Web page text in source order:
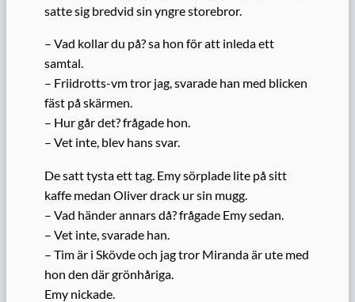
satte sig bredvid sin yngre storebror.
– Vad kollar du på? sa hon för att inleda ett
samtal.
– Friidrotts-vm tror jag, svarade han med blicken
fäst på skärmen.
– Hur går det? frågade hon.
– Vet inte, blev hans svar.
De satt tysta ett tag. Emy sörplade lite på sitt
kaffe medan Oliver drack ur sin mugg.
– Vad händer annars då? frågade Emy sedan.
– Vet inte, svarade han.
– Tim är i Skövde och jag tror Miranda är ute med
hon den där grönhåriga.
Emy nickade.